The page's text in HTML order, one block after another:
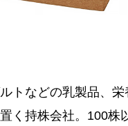
トなどの乳製品、
く持株会社。100